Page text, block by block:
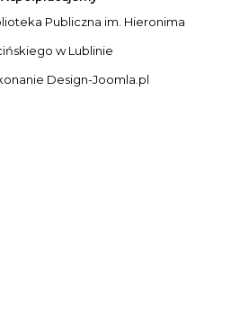
Publiczna im. Hieronima
w Lublinie
Design-Joomla.pl